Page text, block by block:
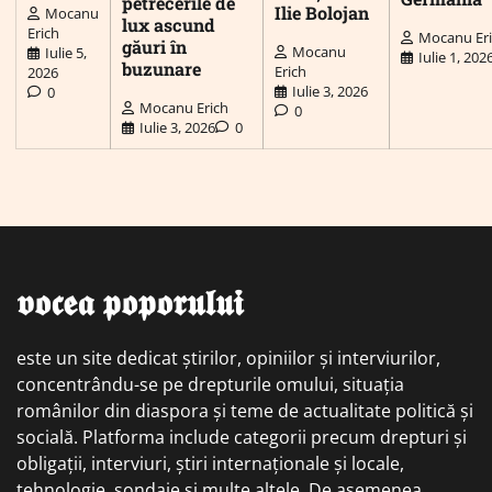
Mocanu
Erich
Iulie 5,
2026
0
lux ascund
găuri în
buzunare
Mocanu Erich
Iulie 3, 2026
0
Ilie Bolojan
Mocanu
Erich
Iulie 3, 2026
0
Mocanu
Iulie 1,
𝖛𝖔𝖈𝖊𝖆 𝖕𝖔𝖕𝖔𝖗𝖚𝖑𝖚𝖎
este un site dedicat știrilor, opiniilor și interviurilor,
concentrându-se pe drepturile omului, situația
românilor din diaspora și teme de actualitate politică și
socială. Platforma include categorii precum drepturi și
obligații, interviuri, știri internaționale și locale,